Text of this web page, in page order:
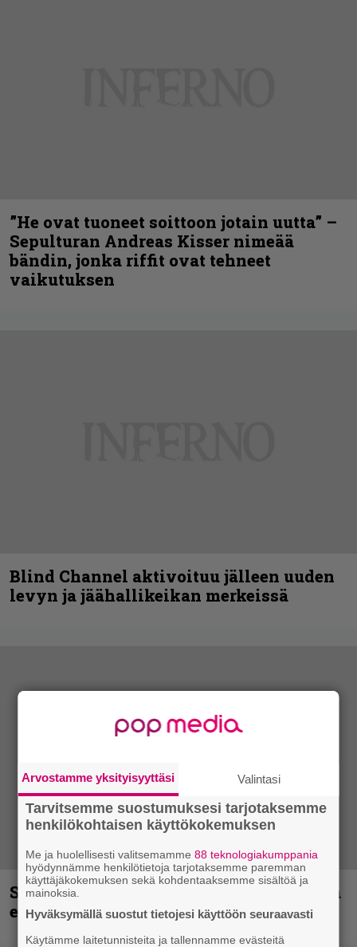
”He ovat tuoneet soittoon jotain uutta” –
Sepulturan Andreas Kisser nimeää
bändin, jonka riffit ovat tehneet
vaikutuksen
Blind Channel aktivoituu jälleen uuden
levyn ja jäähallikeikan merkeissä
Sid Wilsonin käytös syynä Slipknotista
erottamiseen, raportoi TMZ
Arvostamme yksityisyyttäsi Valintasi
Tarvitsemme suostumuksesi tarjotaksemme
henkilökohtaisen käyttökokemuksen
Me ja huolellisesti valitsemamme88 teknologiakumppania
hyödynnämme henkilötietoja tarjotaksemme paremman
käyttäjäkokemuksen sekä kohdentaaksemme sisältöä ja
mainoksia.
Hyväksymällä suostut tietojesi käyttöön seuraavasti
Käytämme laitetunnisteita ja tallennamme evästeitä